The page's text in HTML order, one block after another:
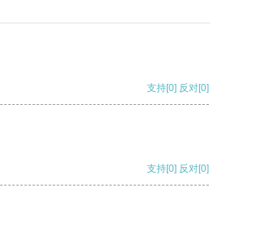
支持[0] 反对[0]
支持[0] 反对[0]